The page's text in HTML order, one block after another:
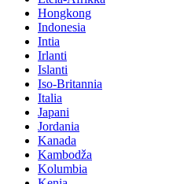
Hongkong
Indonesia
Intia
Irlanti
Islanti
Iso-Britannia
Italia
Japani
Jordania
Kanada
Kambodža
Kolumbia